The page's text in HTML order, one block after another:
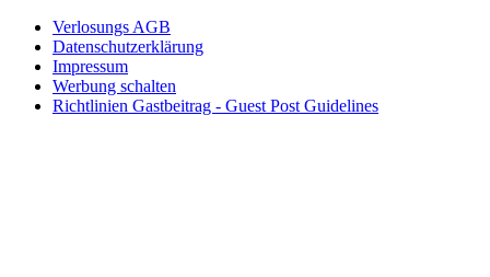
Verlosungs AGB
Datenschutzerklärung
Impressum
Werbung schalten
Richtlinien Gastbeitrag - Guest Post Guidelines